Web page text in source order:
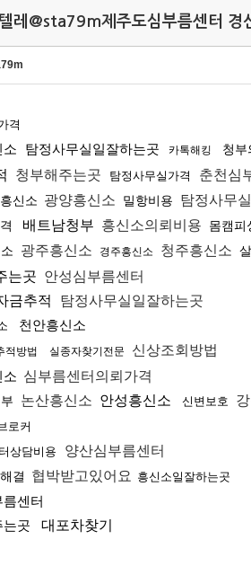
레@sta79m제주도심부름센터 경
격
소 탐정사무실일잘하는곳 카톡해킹 청부
청부해주는곳 탐정사무실가격 춘천심
신소 광양흥신소 밀항비용 탐정사무
배트남청부 흥신소의뢰비용 몸캠피
광주흥신소 경주흥신소 청주흥신소
는곳 안성심부름센터
금추적
탐정사무실일잘하는곳
천안흥신소
적방법 실종자찾기전문
신상조회방법
소 심부름센터의뢰가격
논산흥신소 안성흥신소 신변보호
로커
상담비용
양산심부름센터
결 협박받고있어요 흥신소일잘하는곳
센터
는곳
대포차찾기